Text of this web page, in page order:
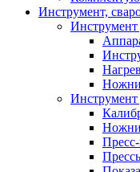
Инструмент,
Инструмент
Инструмент